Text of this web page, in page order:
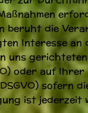
beruht die
Interesse an
uns
oder auf
sofern
ist